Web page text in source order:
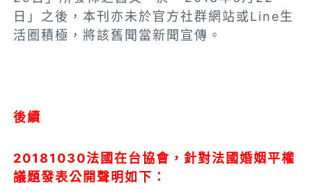
日」之後，本刊亦未於官方社群網站或Line生
活圈積極，將該舊聞當新聞宣傳。
後續
20181030法國在台協會，針對法國婚姻平權
議題發表公開聲明如下：